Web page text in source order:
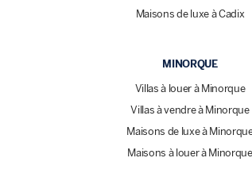
Maisons de luxe à Cadix
MINORQUE
Villas à louer à Minorque
Villas à vendre à Minorque
Maisons de luxe à
Maisons à louer à Minorque